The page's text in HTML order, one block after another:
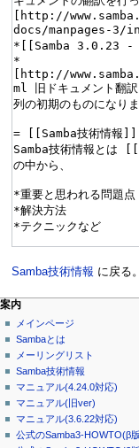
Samba技術情報 に戻る。
案内
メインページ
Sambaとは
メーリングリスト
Samba技術情報
マニュアル(4.24.0対応)
マニュアル(旧ver)
マニュアル(3.6.22対応)
公式のSamba3-HOWTO(β